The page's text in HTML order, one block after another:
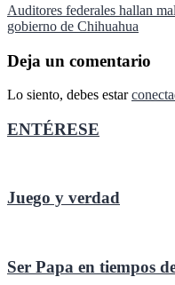
Navegación
de
entradas
Auditores federales hallan
gobierno de Chihuahua
Deja un comentario
Lo siento, debes estar
ENTÉRESE
Juego y verdad
Ser Papa en tiempos